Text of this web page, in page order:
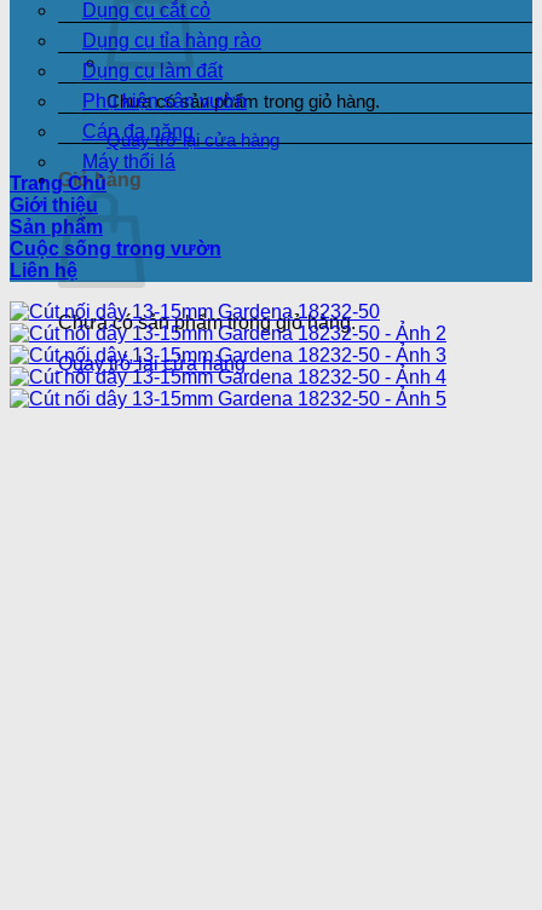
Chưa có sản phẩm trong giỏ hàng.
Quay trở lại cửa hàng
Giỏ hàng
Chưa có sản phẩm trong giỏ hàng.
Quay trở lại cửa hàng
Dụng cụ cắt cỏ
Dụng cụ tỉa hàng rào
Dụng cụ làm đất
Phụ kiện sân vườn
Cán đa năng
Máy thổi lá
Trang Chủ
Giới thiệu
Sản phẩm
Cuộc sống trong vườn
Liên hệ